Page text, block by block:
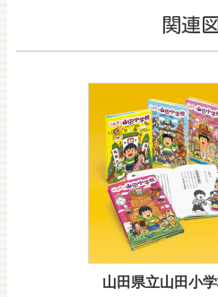
関連
山田県立山田小学